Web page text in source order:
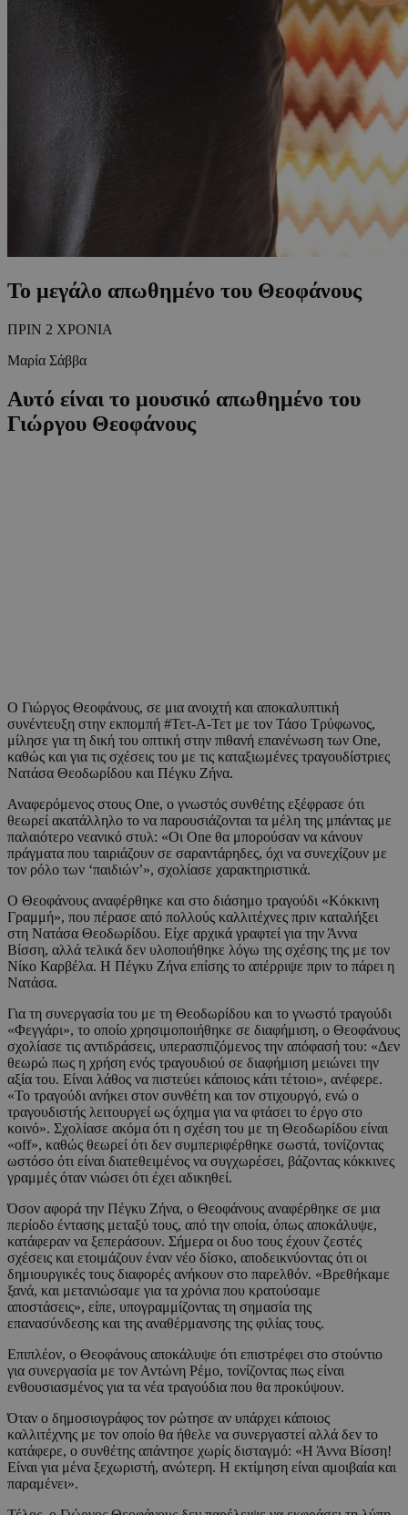
Το μεγάλο απωθημένο του Θεοφάνους
ΠΡΙΝ 2 ΧΡΟΝΙΑ
Μαρία Σάββα
Αυτό είναι το μουσικό απωθημένο του
Γιώργου Θεοφάνους
Ο Γιώργος Θεοφάνους, σε μια ανοιχτή και αποκαλυπτική
συνέντευξη στην εκπομπή #Τετ-Α-Τετ με τον Τάσο Τρύφωνος,
μίλησε για τη δική του οπτική στην πιθανή επανένωση των One,
καθώς και για τις σχέσεις του με τις καταξιωμένες τραγουδίστριες
Νατάσα Θεοδωρίδου και Πέγκυ Ζήνα.
Αναφερόμενος στους One, ο γνωστός συνθέτης εξέφρασε ότι
θεωρεί ακατάλληλο το να παρουσιάζονται τα μέλη της μπάντας με
παλαιότερο νεανικό στυλ: «Οι One θα μπορούσαν να κάνουν
πράγματα που ταιριάζουν σε σαραντάρηδες, όχι να συνεχίζουν με
τον ρόλο των ‘παιδιών’», σχολίασε χαρακτηριστικά.
Ο Θεοφάνους αναφέρθηκε και στο διάσημο τραγούδι «Κόκκινη
Γραμμή», που πέρασε από πολλούς καλλιτέχνες πριν καταλήξει
στη Νατάσα Θεοδωρίδου. Είχε αρχικά γραφτεί για την Άννα
Βίσση, αλλά τελικά δεν υλοποιήθηκε λόγω της σχέσης της με τον
Νίκο Καρβέλα. Η Πέγκυ Ζήνα επίσης το απέρριψε πριν το πάρει η
Νατάσα.
Για τη συνεργασία του με τη Θεοδωρίδου και το γνωστό τραγούδι
«Φεγγάρι», το οποίο χρησιμοποιήθηκε σε διαφήμιση, ο Θεοφάνους
σχολίασε τις αντιδράσεις, υπερασπιζόμενος την απόφασή του: «Δεν
θεωρώ πως η χρήση ενός τραγουδιού σε διαφήμιση μειώνει την
αξία του. Είναι λάθος να πιστεύει κάποιος κάτι τέτοιο», ανέφερε.
«Το τραγούδι ανήκει στον συνθέτη και τον στιχουργό, ενώ ο
τραγουδιστής λειτουργεί ως όχημα για να φτάσει το έργο στο
κοινό». Σχολίασε ακόμα ότι η σχέση του με τη Θεοδωρίδου είναι
«off», καθώς θεωρεί ότι δεν συμπεριφέρθηκε σωστά, τονίζοντας
ωστόσο ότι είναι διατεθειμένος να συγχωρέσει, βάζοντας κόκκινες
γραμμές όταν νιώσει ότι έχει αδικηθεί.
Όσον αφορά την Πέγκυ Ζήνα, ο Θεοφάνους αναφέρθηκε σε μια
περίοδο έντασης μεταξύ τους, από την οποία, όπως αποκάλυψε,
κατάφεραν να ξεπεράσουν. Σήμερα οι δυο τους έχουν ζεστές
σχέσεις και ετοιμάζουν έναν νέο δίσκο, αποδεικνύοντας ότι οι
δημιουργικές τους διαφορές ανήκουν στο παρελθόν. «Βρεθήκαμε
ξανά, και μετανιώσαμε για τα χρόνια που κρατούσαμε
αποστάσεις», είπε, υπογραμμίζοντας τη σημασία της
επανασύνδεσης και της αναθέρμανσης της φιλίας τους.
Επιπλέον, ο Θεοφάνους αποκάλυψε ότι επιστρέφει στο στούντιο
για συνεργασία με τον Αντώνη Ρέμο, τονίζοντας πως είναι
ενθουσιασμένος για τα νέα τραγούδια που θα προκύψουν.
Όταν ο δημοσιογράφος τον ρώτησε αν υπάρχει κάποιος
καλλιτέχνης με τον οποίο θα ήθελε να συνεργαστεί αλλά δεν το
κατάφερε, ο συνθέτης απάντησε χωρίς δισταγμό: «Η Άννα Βίσση!
Είναι για μένα ξεχωριστή, ανώτερη. Η εκτίμηση είναι αμοιβαία και
παραμένει».